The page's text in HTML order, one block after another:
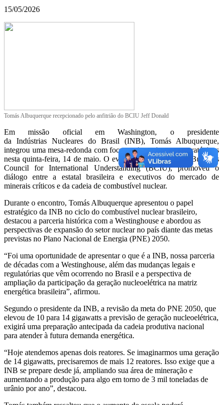
15/05/2026
Tomás Albuquerque recepcionado pelo anfitrião do BCIU Jeff Donald
Em missão oficial em Washington, o presidente
da Indústrias Nucleares do Brasil (INB), Tomás Albuquerque,
integrou uma mesa-redonda com foco em investimentos estratégicos
nesta quinta-feira, 14 de maio. O evento, organizado pelo Business
Council for International Understanding (BCIU), promoveu o
diálogo entre a estatal brasileira e executivos do mercado de
minerais críticos e da cadeia de combustível nuclear.
Durante o encontro, Tomás Albuquerque apresentou o papel
estratégico da INB no ciclo do combustível nuclear brasileiro,
destacou a parceria histórica com a Westinghouse e abordou as
perspectivas de expansão do setor nuclear no país diante das metas
previstas no Plano Nacional de Energia (PNE) 2050.
“Foi uma oportunidade de apresentar o que é a INB, nossa parceria
de décadas com a Westinghouse, além das mudanças legais e
regulatórias que vêm ocorrendo no Brasil e a perspectiva de
ampliação da participação da geração nucleoelétrica na matriz
energética brasileira”, afirmou.
Segundo o presidente da INB, a revisão da meta do PNE 2050, que
elevou de 10 para 14 gigawatts a previsão de geração nucleoelétrica,
exigirá uma preparação antecipada da cadeia produtiva nacional
para atender à futura demanda energética.
“Hoje atendemos apenas dois reatores. Se imaginarmos uma geração
de 14 gigawatts, precisaremos de mais 12 reatores. Isso exige que a
INB se prepare desde já, ampliando sua área de mineração e
aumentando a produção para algo em torno de 3 mil toneladas de
urânio por ano”, destacou.